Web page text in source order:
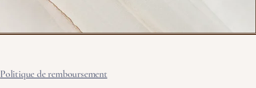
Politique de remboursement